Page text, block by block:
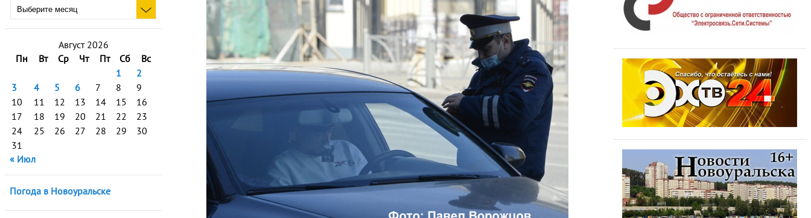
Август 2026
Пн
Вт Ср Чт Пт Сб
Вс
1
2
3
4 5 6 7 8
9
10
11 12 13 14 15
16
17
18 19 20 21 22
23
24
25 26 27 28 29
30
31
« Июл
Погода в Новоуральске